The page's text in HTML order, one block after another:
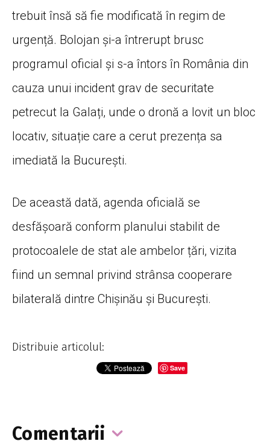
trebuit însă să fie modificată în regim de
urgență. Bolojan și-a întrerupt brusc
programul oficial și s-a întors în România din
cauza unui incident grav de securitate
petrecut la Galați, unde o dronă a lovit un bloc
locativ, situație care a cerut prezența sa
imediată la București.
De această dată, agenda oficială se
desfășoară conform planului stabilit de
protocoalele de stat ale ambelor țări, vizita
fiind un semnal privind strânsa cooperare
bilaterală dintre Chișinău și București.
Distribuie articolul:
Save
Comentarii